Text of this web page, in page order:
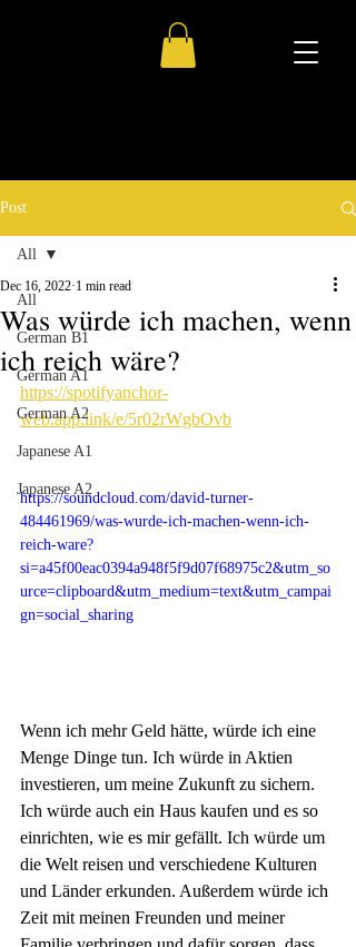
Post
All
German B1
German A1
German A2
Japanese A1
Japanese A2
All
Was würde ich machen, wenn
ich reich wäre?
Dec 16, 2022 1 min read
https://spotifyanchor-
web.app.link/e/5r02rWgbOvb
https://soundcloud.com/david-turner-
484461969/was-wurde-ich-machen-wenn-ich-
reich-ware?
si=a45f00eac0394a948f5f9d07f68975c2&utm_so
urce=clipboard&utm_medium=text&utm_campai
gn=social_sharing
Wenn ich mehr Geld hätte, würde ich eine
Menge Dinge tun. Ich würde in Aktien
investieren, um meine Zukunft zu sichern.
Ich würde auch ein Haus kaufen und es so
einrichten, wie es mir gefällt. Ich würde um
die Welt reisen und verschiedene Kulturen
und Länder erkunden. Außerdem würde ich
Zeit mit meinen Freunden und meiner